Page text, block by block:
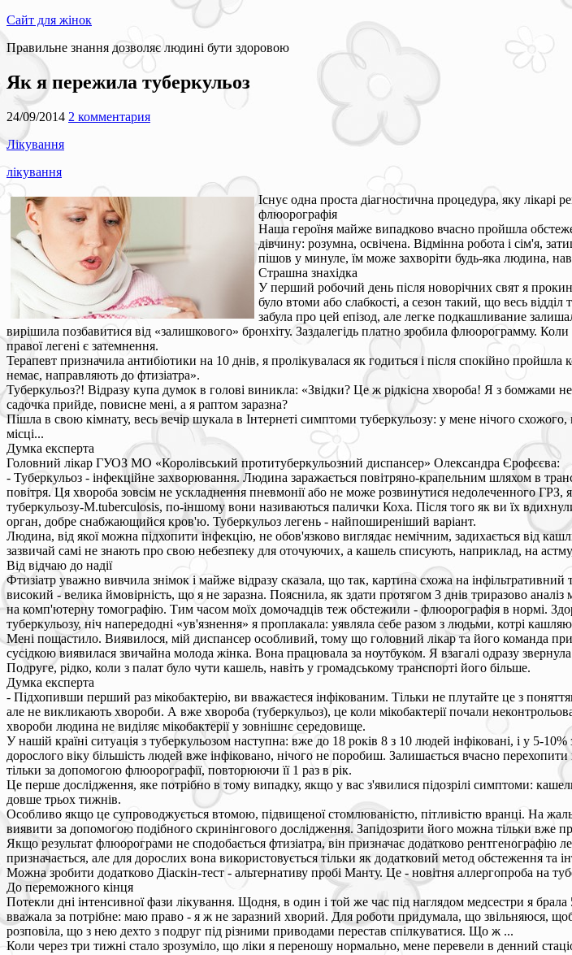
Сайт для жінок
Правильне знання дозволяє людині бути здоровою
Як я пережила туберкульоз
24/09/2014 2 комментария
Лікування
лікування
Існує одна проста діагностична процедура, яку лікарі
флюорографія
Наша героїня майже випадково вчасно пройшла
дівчину: розумна, освічена. Відмінна робота і сім'я,
пішов у минуле, їм може захворіти будь-яка людина,
Страшна знахідка
У перший робочий день після новорічних свят я
було втоми або слабкості, а сезон такий, що весь
забула про цей епізод, але легке подкашливание
вирішила позбавитися від «залишкового» бронхіту. Заздалегідь платно зробила флюорограмму.
правої легені є затемнення.
Терапевт призначила антибіотики на 10 днів, я пролікувалася як годиться і після спокійно
немає, направляють до фтизіатра».
Туберкульоз?! Відразу купа думок в голові виникла: «Звідки? Це ж рідкісна хвороба! Я з
садочка прийде, повисне мені, а я раптом заразна?
Пішла в свою кімнату, весь вечір шукала в Інтернеті симптоми туберкульозу: у мене нічого
місці...
Думка експерта
Головний лікар ГУОЗ МО «Королівський протитуберкульозний диспансер» Олександра Єрофєєва:
- Туберкульоз - інфекційне захворювання. Людина заражається повітряно-крапельним шляхом в
повітря. Ця хвороба зовсім не ускладнення пневмонії або не може розвинутися недолеченного
туберкульозу-M.tuberculosis, по-іншому вони називаються палички Коха. Після того як ви їх
орган, добре снабжающийся кров'ю. Туберкульоз легень - найпоширеніший варіант.
Людина, від якої можна підхопити інфекцію, не обов'язково виглядає немічним, задихається від
зазвичай самі не знають про свою небезпеку для оточуючих, а кашель списують, наприклад, на
Від відчаю до надії
Фтизіатр уважно вивчила знімок і майже відразу сказала, що так, картина схожа на
високий - велика ймовірність, що я не заразна. Пояснила, як здати протягом 3 днів триразово
на комп'ютерну томографію. Тим часом моїх домочадців теж обстежили - флюорографія в нормі.
туберкульозу, ніч напередодні «ув'язнення» я проплакала: уявляла себе разом з людьми, котрі
Мені пощастило. Виявилося, мій диспансер особливий, тому що головний лікар та його команда
сусідкою виявилася звичайна молода жінка. Вона працювала за ноутбуком. Я взагалі одразу
Подруге, рідко, коли з палат було чути кашель, навіть у громадському транспорті його більше.
Думка експерта
- Підхопивши перший раз мікобактерію, ви вважаєтеся інфікованим. Тільки не плутайте це з
але не викликають хвороби. А вже хвороба (туберкульоз), це коли мікобактерії почали
хвороби людина не виділяє мікобактерії у зовнішнє середовище.
У нашій країні ситуація з туберкульозом наступна: вже до 18 років 8 з 10 людей інфіковані, і у 5-
дорослого віку більшість людей вже інфіковано, нічого не поробиш. Залишається вчасно
тільки за допомогою флюорографії, повторюючи її 1 раз в рік.
Це перше дослідження, яке потрібно в тому випадку, якщо у вас з'явилися підозрілі симптоми:
довше трьох тижнів.
Особливо якщо це супроводжується втомою, підвищеної стомлюваністю, пітливістю вранці. На
виявити за допомогою подібного скринінгового дослідження. Запідозрити його можна тільки вже
Якщо результат флюорограми не сподобається фтизіатра, він призначає додатково
призначається, але для дорослих вона використовується тільки як додатковий метод обстеження та
Можна зробити додатково Діаскін-тест - альтернативу пробі Манту. Це - новітня аллергопроба на
До переможного кінця
Потекли дні інтенсивної фази лікування. Щодня, в один і той же час під наглядом медсестри я
вважала за потрібне: маю право - я ж не заразний хворий. Для роботи придумала, що звільняюся,
розповіла, що з нею дехто з подруг під різними приводами перестав спілкуватися. Що ж ...
Коли через три тижні стало зрозуміло, що ліки я переношу нормально, мене перевели в денний